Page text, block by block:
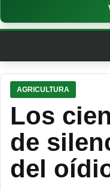
AGRICULTURA
Los
de
del